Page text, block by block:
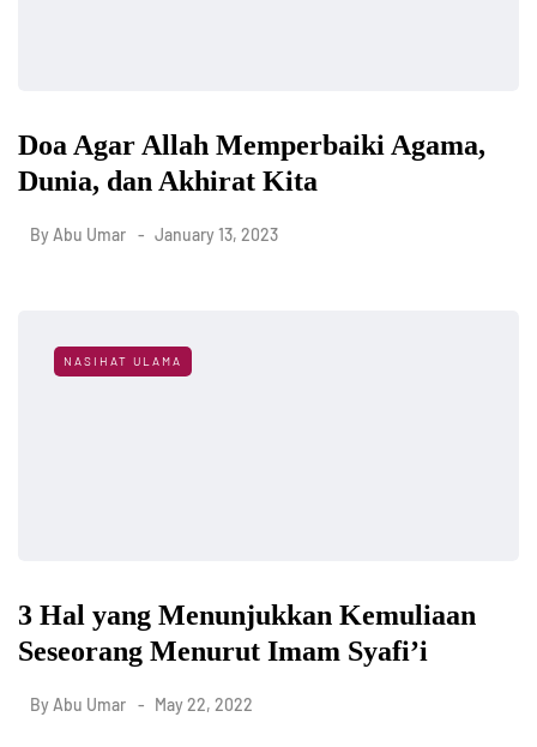
Doa Agar Allah Memperbaiki Agama,
Dunia, dan Akhirat Kita
By Abu Umar January 13, 2023
NASIHAT ULAMA
3 Hal yang Menunjukkan Kemuliaan
Seseorang Menurut Imam Syafi’i
By Abu Umar May 22, 2022